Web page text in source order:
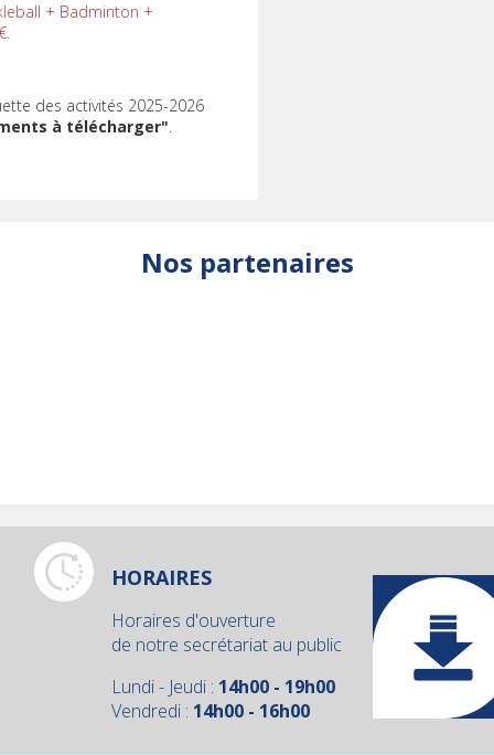
+ Badminton +
des activités 2025-2026
à télécharger".
Nos partenaires
HORAIRES
Horaires d'ouverture
de notre secrétariat au public
Lundi - Jeudi : 14h00 - 19h00
Vendredi : 14h00 - 16h00